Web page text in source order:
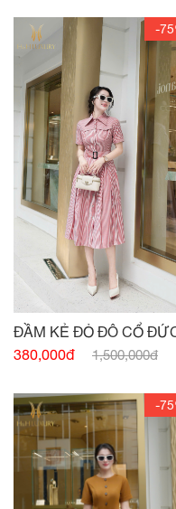
-
ĐẦM KẺ ĐỎ ĐÔ CỔ
ĐAI EO
380,000đ 1,500,000đ
-